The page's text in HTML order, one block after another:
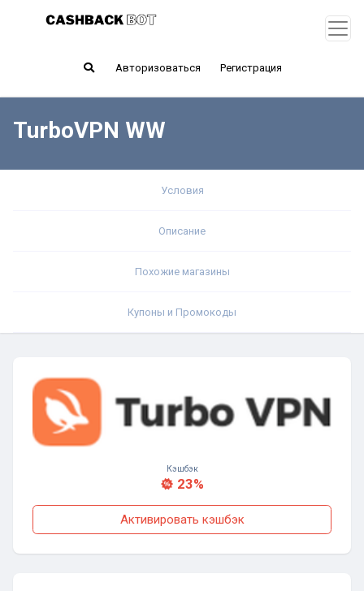
Авторизоваться Регистрация
TurboVPN WW
Условия
Описание
Похожие магазины
Купоны и Промокоды
Кэшбэк
23%
Активировать кэшбэк